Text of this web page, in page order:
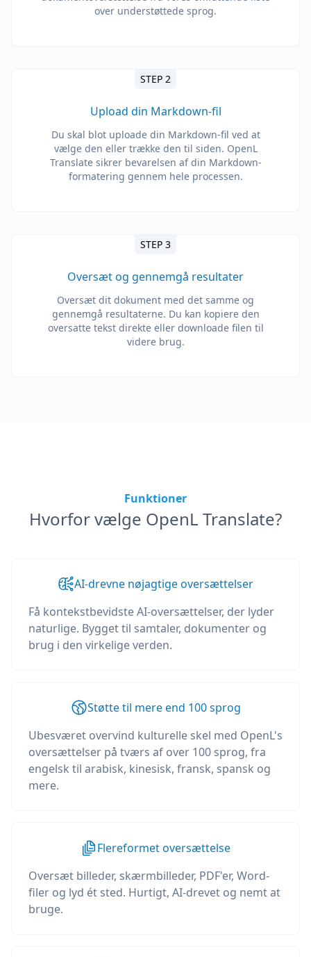
over understøttede sprog.
STEP 2
Upload din Markdown-fil
Du skal blot uploade din Markdown-fil ved at
vælge den eller trække den til siden. OpenL
Translate sikrer bevarelsen af ​​din Markdown-
formatering gennem hele processen.
STEP 3
Oversæt og gennemgå resultater
Oversæt dit dokument med det samme og
gennemgå resultaterne. Du kan kopiere den
oversatte tekst direkte eller downloade filen til
videre brug.
Funktioner
Hvorfor vælge OpenL Translate?
AI-drevne nøjagtige oversættelser
Få kontekstbevidste AI-oversættelser, der lyder
naturlige. Bygget til samtaler, dokumenter og
brug i den virkelige verden.
Støtte til mere end 100 sprog
Ubesværet overvind kulturelle skel med OpenL's
oversættelser på tværs af over 100 sprog, fra
engelsk til arabisk, kinesisk, fransk, spansk og
mere.
Flereformet oversættelse
Oversæt billeder, skærmbilleder, PDF'er, Word-
filer og lyd ét sted. Hurtigt, AI-drevet og nemt at
bruge.